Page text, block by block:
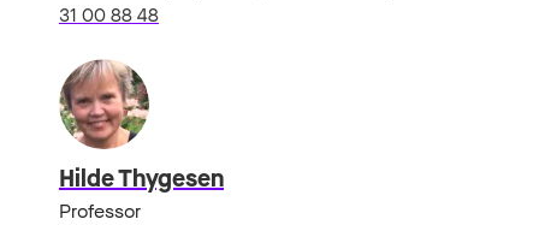
31 00 88 48
Hilde Thygesen
Professor